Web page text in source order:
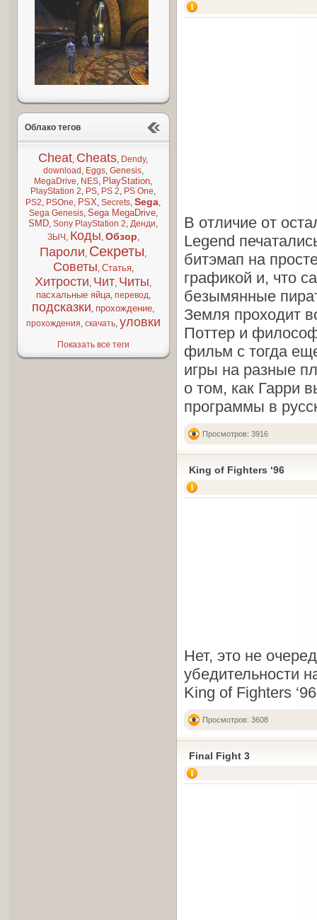
Облако тегов
Cheat, Cheats, Dendy,
download , Eggs, Genesis,
MegaDrive, NES, PlayStation,
PlayStation 2, PS, PS 2, PS One,
PS2, PSOne, PSX,Secrets,Sega,
Sega Genesis, Sega MegaDrive,
SMD,Sony PlayStation 2,Денди,
ЗЫЧ , Коды, Обзор,
Пароли, Секреты,
Советы, Статья,
Хитрости, Чит, Читы,
пасхальные яйца, перевод,
подсказки, прохождение,
прохождения, скачать, уловки
Показать все теги
В отличие от
Legend
битэмап на
графикой и, что
безымянные
Земля проходит
Поттер и
фильм с тогда
игры на разные
о том, как Гарри
программы в
Просмотров: 3916
King of Fighters ‘96
Нет, это не
убедительности
King of Fighters
Просмотров: 3608
Final Fight 3